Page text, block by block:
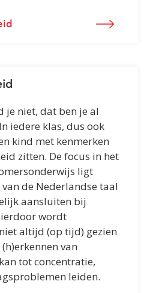
je niet, dat ben je al
iedere klas, dus ook
kind met kenmerken
zitten. De focus in het
ligt
de Nederlandse taal
aansluiten bij
wordt
altijd (op tijd) gezien
van
tot concentratie,
leiden.